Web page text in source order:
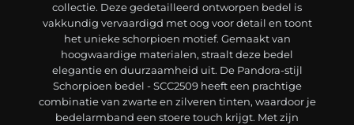
collectie. Deze gedetailleerd ontworpen bedel is
vakkundig vervaardigd met oog voor detail en toont
het unieke schorpioen motief. Gemaakt van
hoogwaardige materialen, straalt deze bedel
elegantie en duurzaamheid uit. De Pandora-stijl
Schorpioen bedel - SCC2509 heeft een prachtige
combinatie van zwarte en zilveren tinten, waardoor je
bedelarmband een stoere touch krijgt. Met zijn